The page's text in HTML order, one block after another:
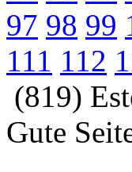
97 98 99
111 112
(819)
Gute